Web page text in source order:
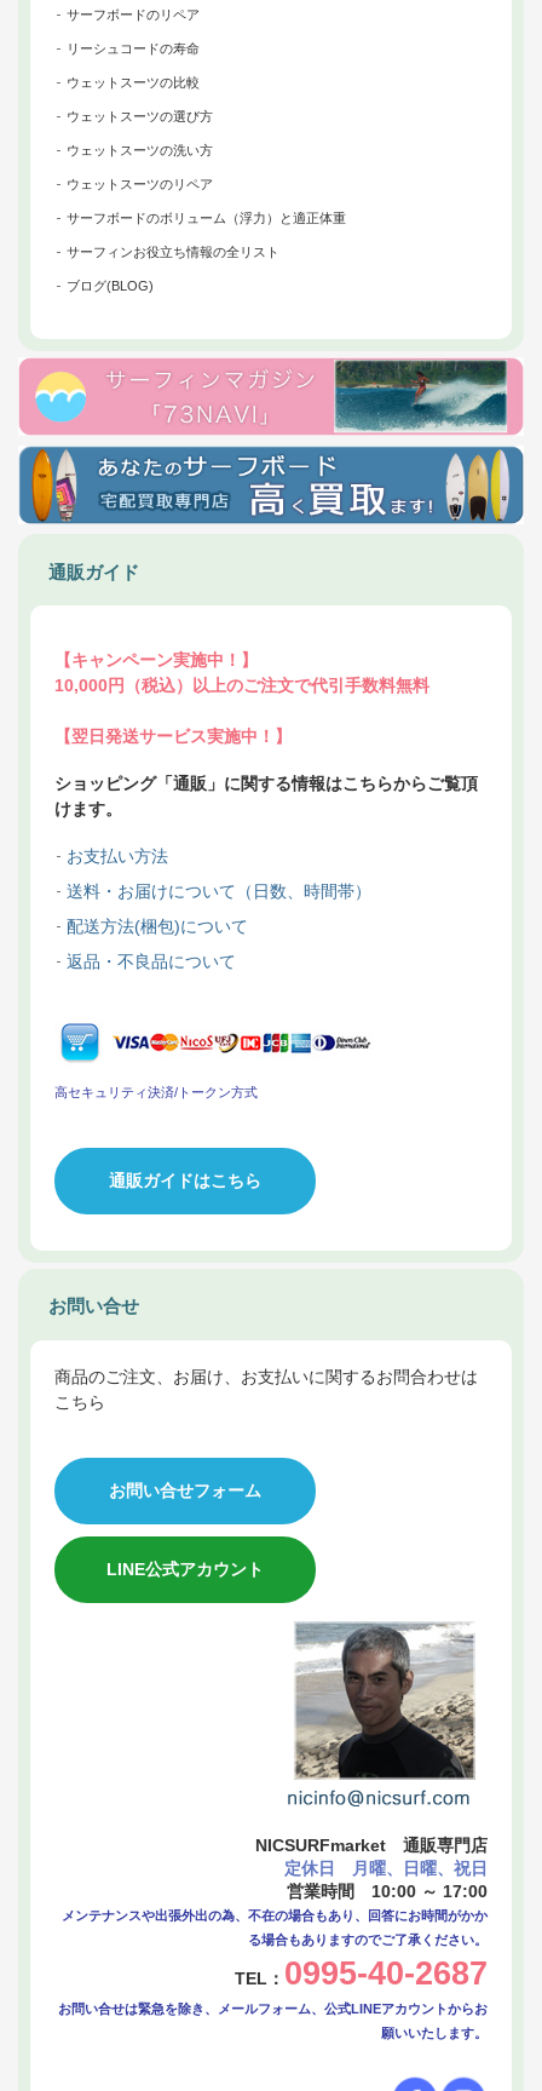
サーフボードのリペア
リーシュコードの寿命
ウェットスーツの比較
ウェットスーツの選び方
ウェットスーツの洗い方
ウェットスーツのリペア
サーフボードのボリューム（浮力）と適正体重
サーフィンお役立ち情報の全リスト
ブログ(BLOG)
通販ガイド
【キャンペーン実施中！】
10,000円（税込）以上のご注文で代引手数料無料
【翌日発送サービス実施中！】
ショッピング「通販」に関する情報はこちらからご覧頂
けます。
お支払い方法
送料・お届けについて（日数、時間帯）
配送方法(梱包)について
返品・不良品について
高セキュリティ決済/トークン方式
通販ガイドはこちら
お問い合せ
商品のご注文、お届け、お支払いに関するお問合わせは
こちら
お問い合せフォーム
LINE公式アカウント
NICSURFmarket 通販専門店
定休日 月曜、日曜、祝日
営業時間 10:00 ～ 17:00
メンテナンスや出張外出の為、不在の場合もあり、回答にお時間がかか
る場合もありますのでご了承ください。
TEL： 0995-40-2687
お問い合せは緊急を除き、メールフォーム、公式LINEアカウントからお
願いいたします。